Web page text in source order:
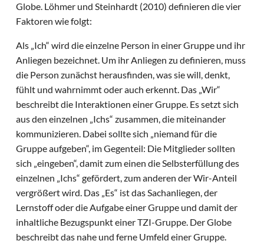
Globe. Löhmer und Steinhardt (2010) definieren die vier
Faktoren wie folgt:
Als „Ich“ wird die einzelne Person in einer Gruppe und ihr
Anliegen bezeichnet. Um ihr Anliegen zu definieren, muss
die Person zunächst herausfinden, was sie will, denkt,
fühlt und wahrnimmt oder auch erkennt. Das „Wir“
beschreibt die Interaktionen einer Gruppe. Es setzt sich
aus den einzelnen „Ichs“ zusammen, die miteinander
kommunizieren. Dabei sollte sich „niemand für die
Gruppe aufgeben“, im Gegenteil: Die Mitglieder sollten
sich „eingeben“, damit zum einen die Selbsterfüllung des
einzelnen „Ichs“ gefördert, zum anderen der Wir-Anteil
vergrößert wird. Das „Es“ ist das Sachanliegen, der
Lernstoff oder die Aufgabe einer Gruppe und damit der
inhaltliche Bezugspunkt einer TZI-Gruppe. Der Globe
beschreibt das nahe und ferne Umfeld einer Gruppe.